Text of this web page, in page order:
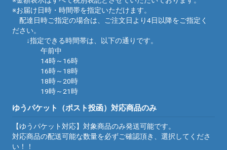
※お届け日時・時間帯を指定いただけます。
配達日時ご指定の場合は、ご注文日より4日以降をご指定く
ださい。
↓指定できる時間帯は、以下の通りです。
午前中
14時～16時
16時～18時
18時～20時
19時～21時
ゆうパケット（ポスト投函）対応商品のみ
【ゆうパケット対応】対象商品のみ発送可能です。
対応商品の配送可能な数量を必ずご確認頂き、選択してくださ
い！！